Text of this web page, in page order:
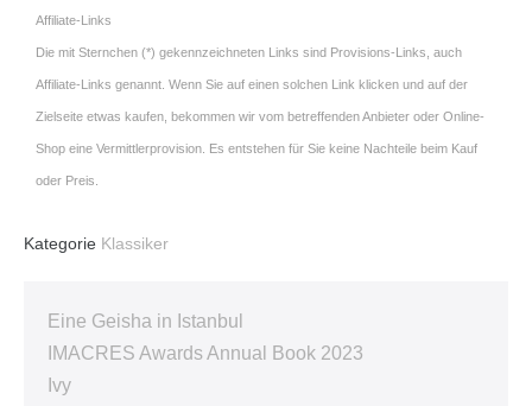
Affiliate-Links
Die mit Sternchen (*) gekennzeichneten Links sind Provisions-Links, auch
Affiliate-Links genannt. Wenn Sie auf einen solchen Link klicken und auf der
Zielseite etwas kaufen, bekommen wir vom betreffenden Anbieter oder Online-
Shop eine Vermittlerprovision. Es entstehen für Sie keine Nachteile beim Kauf
oder Preis.
Kategorie Klassiker
Eine Geisha in Istanbul
IMACRES Awards Annual Book 2023
Ivy